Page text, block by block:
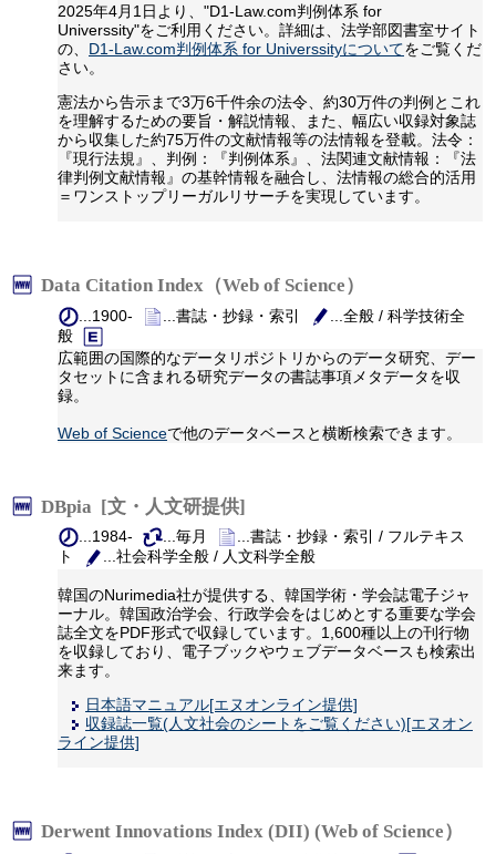
2025年4月1日より、"D1-Law.com判例体系 for
Universsity"をご利用ください。詳細は、法学部図書室サイト
の、 D1-Law.com判例体系 for Universsityについてをご覧くだ
さい。
憲法から告示まで3万6千件余の法令、約30万件の判例とこれ
を理解するための要旨・解説情報、また、幅広い収録対象誌
から収集した約75万件の文献情報等の法情報を登載。法令：
『現行法規』、判例：『判例体系』、法関連文献情報：『法
律判例文献情報』の基幹情報を融合し、法情報の総合的活用
＝ワンストップリーガルリサーチを実現しています。
Data Citation Index（Web of Science）
...1900- ...書誌・抄録・索引
...全般 / 科学技術全
般
広範囲の国際的なデータリポジトリからのデータ研究、デー
タセットに含まれる研究データの書誌事項メタデータを収
録。
Web of Scienceで他のデータベースと横断検索できます。
DBpia [文・人文研提供]
...1984- ...毎月
...書誌・抄録・索引 / フルテキス
ト
...社会科学全般 / 人文科学全般
韓国のNurimedia社が提供する、韓国学術・学会誌電子ジャ
ーナル。韓国政治学会、行政学会をはじめとする重要な学会
誌全文をPDF形式で収録しています。1,600種以上の刊行物
を収録しており、電子ブックやウェブデータベースも検索出
来ます。
日本語マニュアル[エヌオンライン提供]
収録誌一覧(人文社会のシートをご覧ください)[エヌオン
ライン提供]
Derwent Innovations Index (DII) (Web of Science）